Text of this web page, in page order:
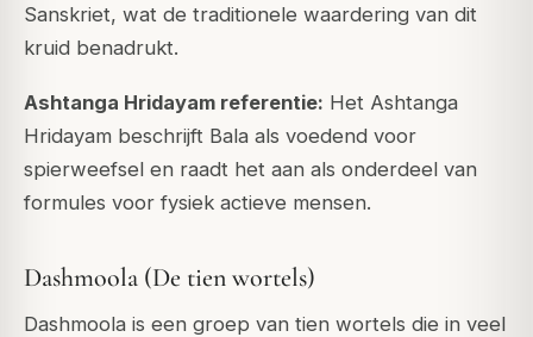
Sanskriet, wat de traditionele waardering van dit
kruid benadrukt.
Ashtanga Hridayam referentie: Het Ashtanga
Hridayam beschrijft Bala als voedend voor
spierweefsel en raadt het aan als onderdeel van
formules voor fysiek actieve mensen.
Dashmoola (De tien wortels)
Dashmoola is een groep van tien wortels die in veel